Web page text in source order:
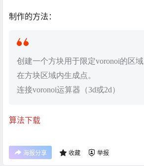
制作的方法：
创建一个方块用于限定voronoi的区域
在方块区域内生成点。
连接voronoi运算器（3d或2d）
算法下载
海报分享 收藏 举报